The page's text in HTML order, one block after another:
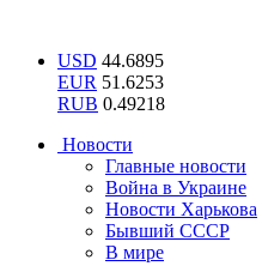
USD 44.6895
EUR 51.6253
RUB 0.49218
Новости
Главные новости
Война в Украине
Новости Харькова
Бывший СССР
В мире